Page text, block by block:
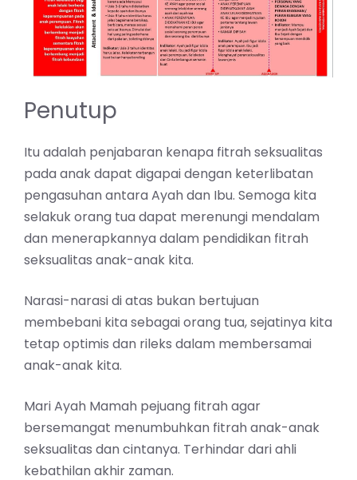
Penutup
Itu adalah penjabaran kenapa fitrah seksualitas
pada anak dapat digapai dengan keterlibatan
pengasuhan antara Ayah dan Ibu. Semoga kita
selakuk orang tua dapat merenungi mendalam
dan menerapkannya dalam pendidikan fitrah
seksualitas anak-anak kita.
Narasi-narasi di atas bukan bertujuan
membebani kita sebagai orang tua, sejatinya kita
tetap optimis dan rileks dalam membersamai
anak-anak kita.
Mari Ayah Mamah pejuang fitrah agar
bersemangat menumbuhkan fitrah anak-anak
seksualitas dan cintanya. Terhindar dari ahli
kebathilan akhir zaman.